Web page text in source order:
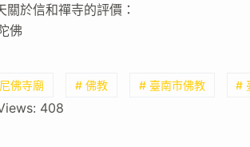
關於信和禪寺的評價：
佛
佛寺廟 # 佛教 # 臺南市佛教 #
408